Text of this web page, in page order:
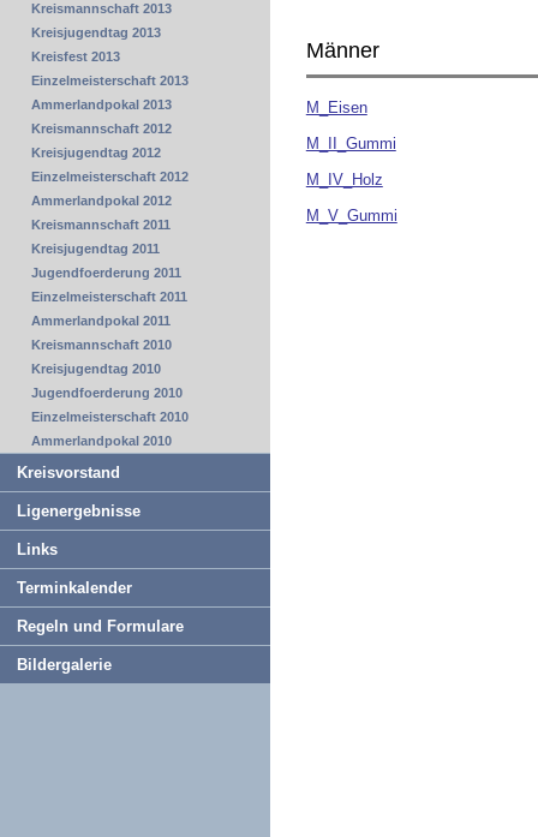
Männer
M_Eisen
M_II_Gummi
M_IV_Holz
M_V_Gummi
Kreismannschaft 2013
Kreisjugendtag 2013
Kreisfest 2013
Einzelmeisterschaft 2013
Ammerlandpokal 2013
Kreismannschaft 2012
Kreisjugendtag 2012
Einzelmeisterschaft 2012
Ammerlandpokal 2012
Kreismannschaft 2011
Kreisjugendtag 2011
Jugendfoerderung 2011
Einzelmeisterschaft 2011
Ammerlandpokal 2011
Kreismannschaft 2010
Kreisjugendtag 2010
Jugendfoerderung 2010
Einzelmeisterschaft 2010
Ammerlandpokal 2010
Kreisvorstand
Ligenergebnisse
Links
Terminkalender
Regeln und Formulare
Bildergalerie